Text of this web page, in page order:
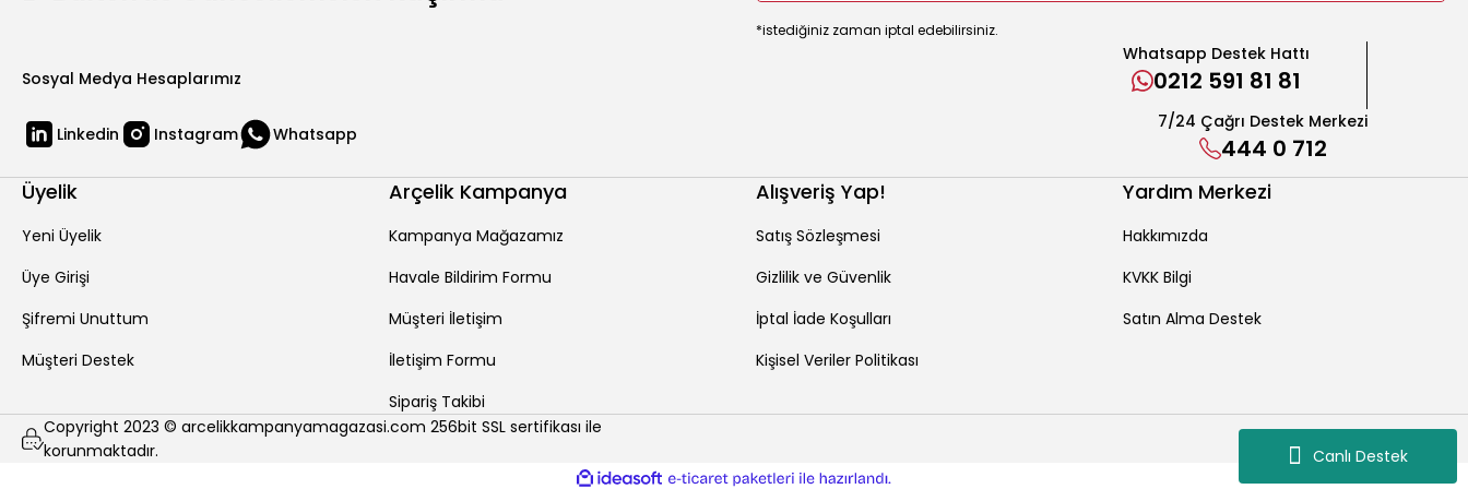
Canlı Destek
*istediğiniz zaman iptal edebilirsiniz.
Sosyal Medya Hesaplarımız
Linkedin Instagram Whatsapp
Whatsapp Destek Hattı
0212 591 81 81
7/24 Çağrı Destek Merkezi
444 0 712
Üyelik
Yeni Üyelik
Üye Girişi
Şifremi Unuttum
Müşteri Destek
Arçelik Kampanya
Kampanya Mağazamız
Havale Bildirim Formu
Müşteri İletişim
İletişim Formu
Sipariş Takibi
Alışveriş Yap!
Satış Sözleşmesi
Gizlilik ve Güvenlik
İptal İade Koşulları
Kişisel Veriler Politikası
Yardım Merkezi
Hakkımızda
KVKK Bilgi
Satın Alma Destek
Copyright 2023 © arcelikkampanyamagazasi.com 256bit SSL sertifikası ile
korunmaktadır.
ideasoft e-